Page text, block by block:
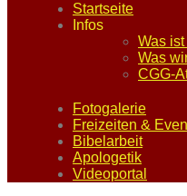
Startseite
Infos
Was
Was
CGG-
Fotogalerie
Freizeiten &
Bibelarbeit
Apologetik
Videoportal